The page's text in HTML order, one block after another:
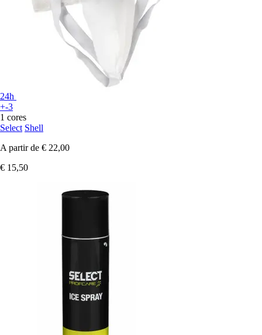
24h
+-3
1 cores
Select Shell
A partir de € 22,00
€ 15,50